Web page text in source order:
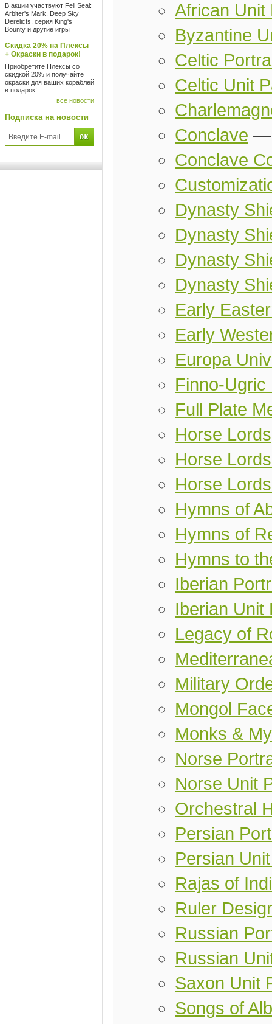
В акции участвуют Fell Seal:
Arbiter's Mark, Deep Sky
Derelicts, серия King's
Bounty и другие игры
Скидка 20% на Плексы
+ Окраски в подарок!
Приобретите Плексы со
скидкой 20% и получайте
окраски для ваших кораблей
в подарок!
все новости
Подписка на новости
African Unit
Byzantine
Celtic
Celtic Unit
Conclave
Conclave
Dynasty
Dynasty
Dynasty
Dynasty
Early
Early
Europa
Finno-Ugric
Full Plate
Horse Lords
Horse
Horse
Hymns of
Hymns of
Hymns to
Iberian
Iberian Unit
Legacy of
Military
Mongol
Monks &
Norse
Norse Unit
Orchestral
Persian
Persian
Rajas of
Ruler
Russian
Russian
Saxon Unit
Songs of